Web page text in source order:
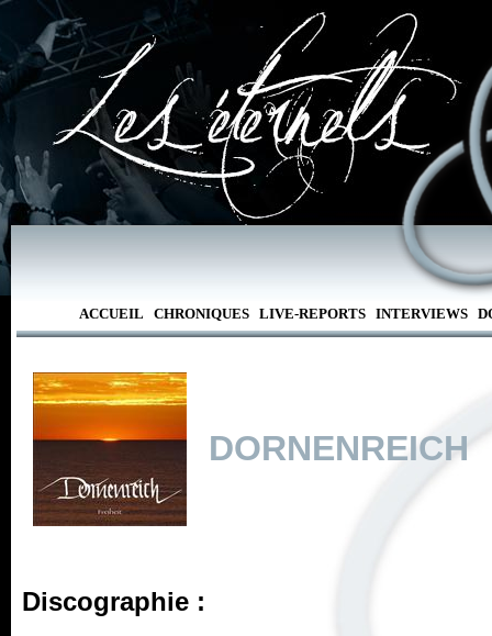
ACCUEIL CHRONIQUES LIVE-REPORTS INTERVIEWS
DORNENREICH
Discographie :